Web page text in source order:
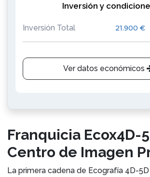
Inversión y
Inversión Total 21.900 €
Ver datos económicos
Franquicia Ecox4D-
Centro de Imagen
La primera cadena de Ecografía 4D-